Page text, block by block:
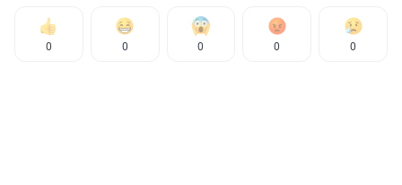
0 0 0 0 0